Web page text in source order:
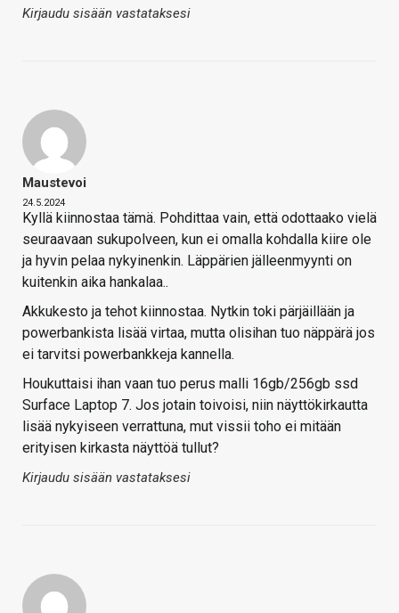
Kirjaudu sisään vastataksesi
Maustevoi
24.5.2024
Kyllä kiinnostaa tämä. Pohdittaa vain, että odottaako vielä
seuraavaan sukupolveen, kun ei omalla kohdalla kiire ole
ja hyvin pelaa nykyinenkin. Läppärien jälleenmyynti on
kuitenkin aika hankalaa..
Akkukesto ja tehot kiinnostaa. Nytkin toki pärjäillään ja
powerbankista lisää virtaa, mutta olisihan tuo näppärä jos
ei tarvitsi powerbankkeja kannella.
Houkuttaisi ihan vaan tuo perus malli 16gb/256gb ssd
Surface Laptop 7. Jos jotain toivoisi, niin näyttökirkautta
lisää nykyiseen verrattuna, mut vissii toho ei mitään
erityisen kirkasta näyttöä tullut?
Kirjaudu sisään vastataksesi